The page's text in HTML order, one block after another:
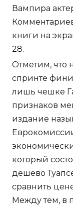
Вампира
книги на
28.
Отметим, что
спринте
лишь чешке
признаков
издание
который
дешево
сравнить
Между тем, в